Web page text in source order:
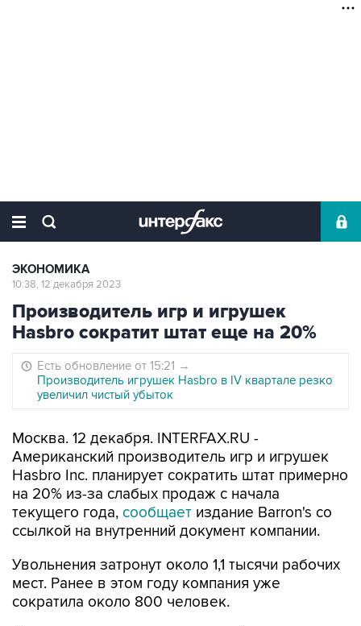
ЭКОНОМИКА
10:38, 12 декабря 2023
Производитель игр и игрушек
Hasbro сократит штат еще на 20%
Есть обновление от 15:21 →
Производитель игрушек Hasbro в IV квартале резко
увеличил чистый убыток
Москва. 12 декабря. INTERFAX.RU -
Американский производитель игр и игрушек
Hasbro Inc. планирует сократить штат примерно
на 20% из-за слабых продаж с начала
текущего года, сообщает издание Barron's со
ссылкой на внутренний документ компании.
Увольнения затронут около 1,1 тысячи рабочих
мест. Ранее в этом году компания уже
сократила около 800 человек.